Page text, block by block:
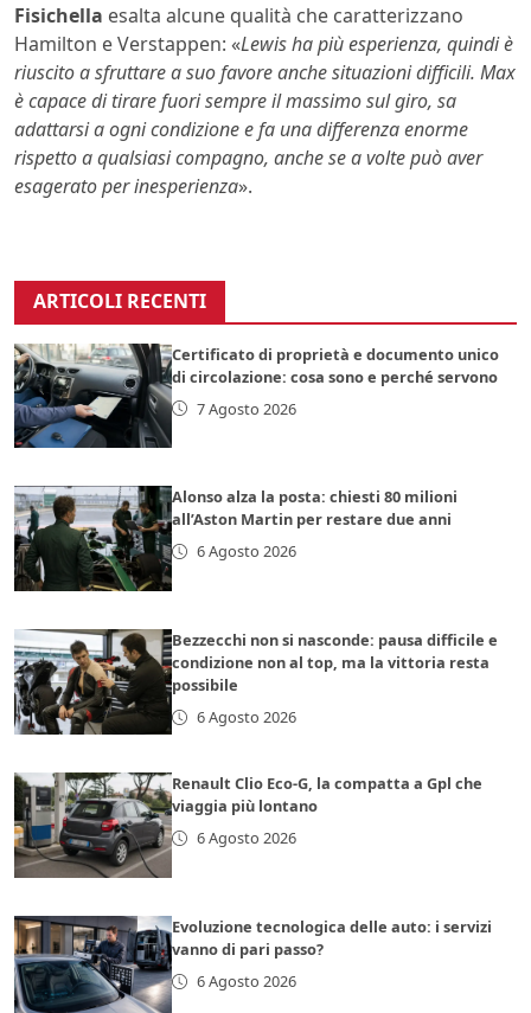
Fisichella esalta alcune qualità che caratterizzano
Hamilton e Verstappen: «Lewis ha più esperienza, quindi è
riuscito a sfruttare a suo favore anche situazioni difficili. Max
è capace di tirare fuori sempre il massimo sul giro, sa
adattarsi a ogni condizione e fa una differenza enorme
rispetto a qualsiasi compagno, anche se a volte può aver
esagerato per inesperienza».
ARTICOLI RECENTI
Certificato di proprietà e documento unico
di circolazione: cosa sono e perché servono
7 Agosto 2026
Alonso alza la posta: chiesti 80 milioni
all’Aston Martin per restare due anni
6 Agosto 2026
Bezzecchi non si nasconde: pausa difficile e
condizione non al top, ma la vittoria resta
possibile
6 Agosto 2026
Renault Clio Eco-G, la compatta a Gpl che
viaggia più lontano
6 Agosto 2026
Evoluzione tecnologica delle auto: i servizi
vanno di pari passo?
6 Agosto 2026